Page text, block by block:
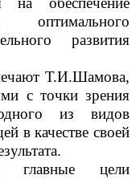
оптимального
развития
Т.И.Шамова,
с точки зрения
из видов
в качестве своей
главные цели